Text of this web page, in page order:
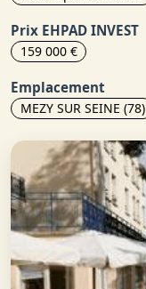
Prix EHPAD INVEST
159 000 €
Emplacement
MEZY SUR SEINE (78)